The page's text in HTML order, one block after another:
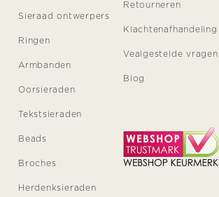
Sieraad ontwerpers
Ringen
Armbanden
Oorsieraden
Tekstsieraden
Beads
Broches
Herdenksieraden
Retourneren
Klachtenafhandeling
Vealgestelde vragen
Blog